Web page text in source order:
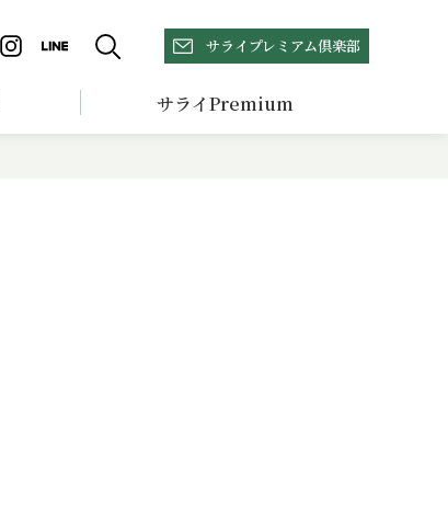
サライプレミアム倶楽部
サライPremium